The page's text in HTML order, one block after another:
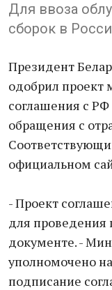
Для ввоза
сборок в
Президент
одобрил проект
соглашения с РФ
обращения с
официальном
- Проект
для проведения
документе. -
уполномочено
подписание